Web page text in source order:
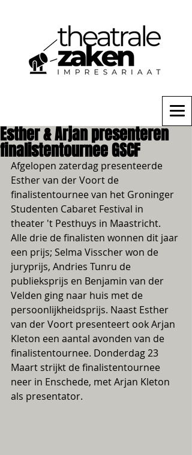
Esther & Arjan presenteren
finalistentournee GSCF
Afgelopen zaterdag presenteerde
Esther van der Voort de
finalistentournee van het Groninger
Studenten Cabaret Festival in
theater 't Pesthuys in Maastricht.
Alle drie de finalisten wonnen dit jaar
een prijs; Selma Visscher won de
juryprijs, Andries Tunru de
publieksprijs en Benjamin van der
Velden ging naar huis met de
persoonlijkheidsprijs. Naast Esther
van der Voort presenteert ook Arjan
Kleton een aantal avonden van de
finalistentournee. Donderdag 23
Maart strijkt de finalistentournee
neer in Enschede, met Arjan Kleton
als presentator.